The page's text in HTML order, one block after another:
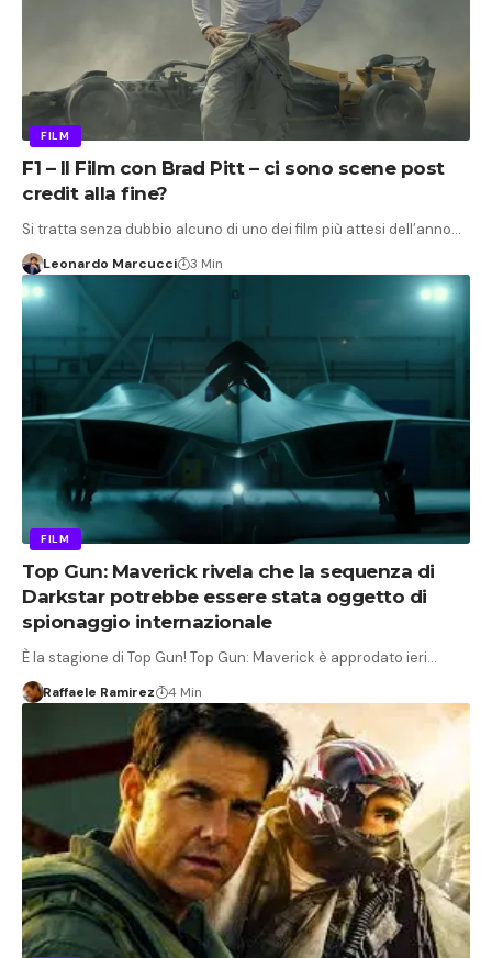
FILM
F1 – Il Film con Brad Pitt – ci sono scene post
credit alla fine?
Si tratta senza dubbio alcuno di uno dei film più attesi dell’anno…
Leonardo Marcucci 3 Min
FILM
Top Gun: Maverick rivela che la sequenza di
Darkstar potrebbe essere stata oggetto di
spionaggio internazionale
È la stagione di Top Gun! Top Gun: Maverick è approdato ieri…
Raffaele Ramirez 4 Min